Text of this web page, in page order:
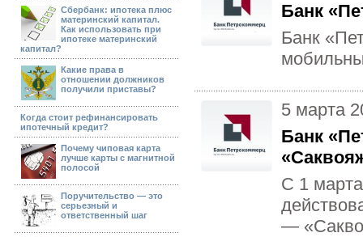
Сбербанк: ипотека плюс
материнский капитал.
Как использовать при
ипотеке материнский
капитал?
Какие права в
отношении должников
получили приставы?
Когда стоит рефинансировать
ипотечный кредит?
Почему чиповая карта
лучше карты с магнитной
полосой
Поручительство — это
серьезный и
ответственный шаг
Банк
Банк
5 марта
Банк
С 1
—